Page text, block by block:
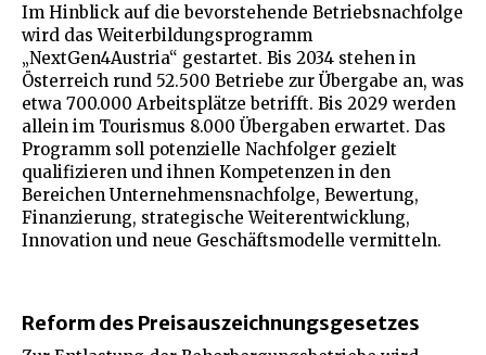
Im Hinblick auf die bevorstehende Betriebsnachfolge
wird das Weiterbildungsprogramm
„NextGen4Austria“ gestartet. Bis 2034 stehen in
Österreich rund 52.500 Betriebe zur Übergabe an, was
etwa 700.000 Arbeitsplätze betrifft. Bis 2029 werden
allein im Tourismus 8.000 Übergaben erwartet. Das
Programm soll potenzielle Nachfolger gezielt
qualifizieren und ihnen Kompetenzen in den
Bereichen Unternehmensnachfolge, Bewertung,
Finanzierung, strategische Weiterentwicklung,
Innovation und neue Geschäftsmodelle vermitteln.
Reform des Preisauszeichnungsgesetzes